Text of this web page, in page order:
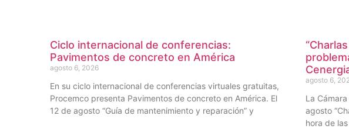
Ciclo internacional de conferencias:
Pavimentos de concreto en América
agosto 6, 2026
En su ciclo internacional de conferencias virtuales gratuitas,
Procemco presenta Pavimentos de concreto en América. El
12 de agosto “Guía de mantenimiento y reparación” y
agosto 6,
La
agosto
hora de